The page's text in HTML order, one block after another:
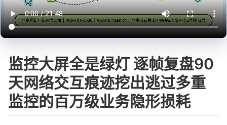
监控大屏全是绿灯 逐帧复盘90
天网络交互痕迹挖出逃过多重
监控的百万级业务隐形损耗